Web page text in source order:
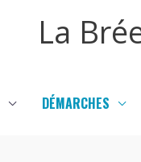
La
DÉMARCHES